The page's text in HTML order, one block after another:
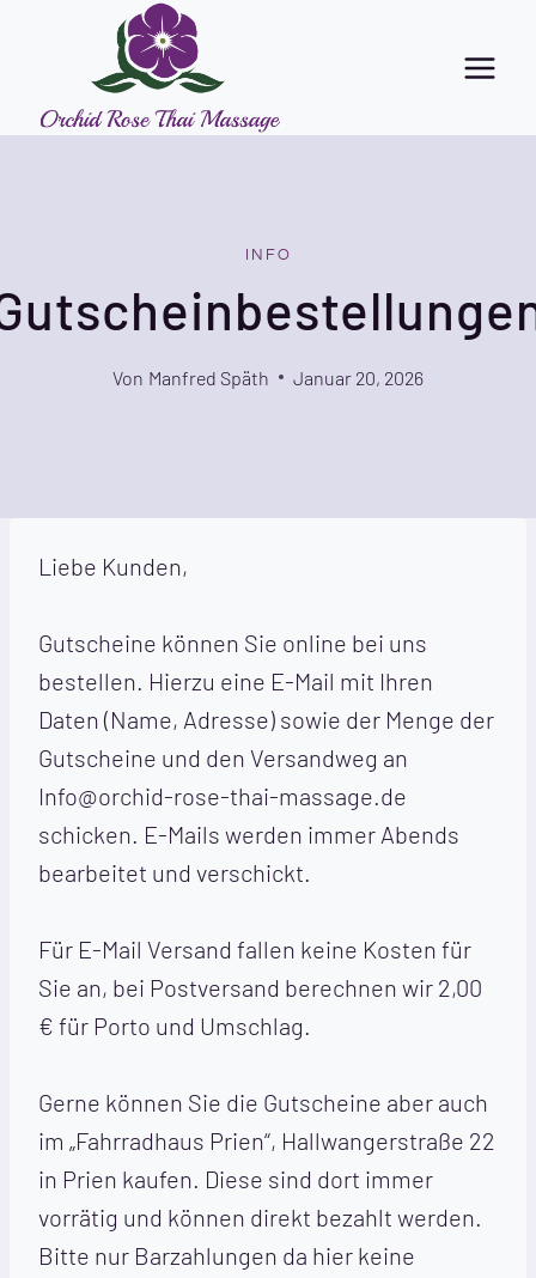
INFO
Von Manfred Späth Januar 20, 2026
Liebe Kunden,
Gutscheine können Sie online bei uns
bestellen. Hierzu eine E-Mail mit Ihren
Daten (Name, Adresse) sowie der Menge der
Gutscheine und den Versandweg an
Info@orchid-rose-thai-massage.de
schicken. E-Mails werden immer Abends
bearbeitet und verschickt.
Für E-Mail Versand fallen keine Kosten für
Sie an, bei Postversand berechnen wir 2,00
€ für Porto und Umschlag.
Gerne können Sie die Gutscheine aber auch
im „Fahrradhaus Prien“, Hallwangerstraße 22
in Prien kaufen. Diese sind dort immer
vorrätig und können direkt bezahlt werden.
Bitte nur Barzahlungen da hier keine